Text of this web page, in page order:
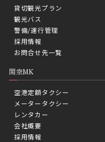
貸切観光プラン
観光バス
警備/運行管理
採用情報
お問合せ先一覧
関空MK
空港定額タクシー
メータータクシー
レンタカー
会社概要
採用情報